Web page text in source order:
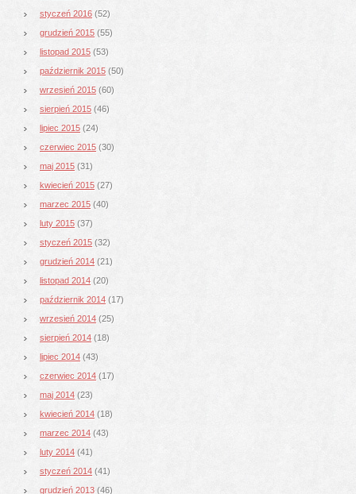
styczeń 2016 (52)
grudzień 2015 (55)
listopad 2015 (53)
październik 2015 (50)
wrzesień 2015 (60)
sierpień 2015 (46)
lipiec 2015 (24)
czerwiec 2015 (30)
maj 2015 (31)
kwiecień 2015 (27)
marzec 2015 (40)
luty 2015 (37)
styczeń 2015 (32)
grudzień 2014 (21)
listopad 2014 (20)
październik 2014 (17)
wrzesień 2014 (25)
sierpień 2014 (18)
lipiec 2014 (43)
czerwiec 2014 (17)
maj 2014 (23)
kwiecień 2014 (18)
marzec 2014 (43)
luty 2014 (41)
styczeń 2014 (41)
grudzień 2013 (46)